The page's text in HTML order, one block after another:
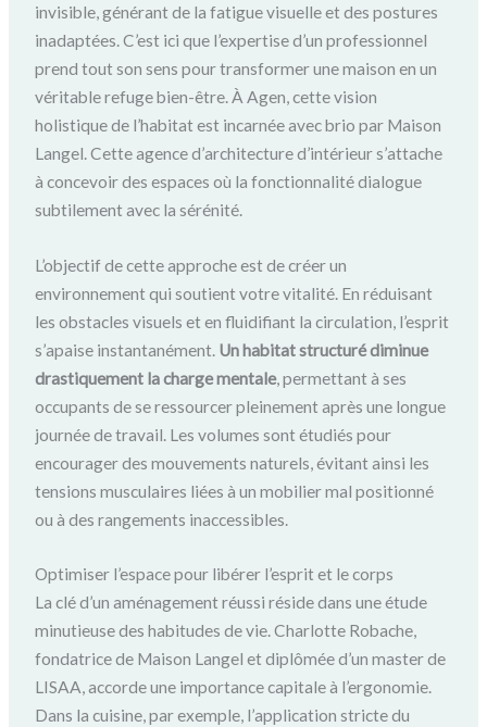
invisible, générant de la fatigue visuelle et des postures
inadaptées. C’est ici que l’expertise d’un professionnel
prend tout son sens pour transformer une maison en un
véritable refuge bien-être. À Agen, cette vision
holistique de l’habitat est incarnée avec brio par Maison
Langel. Cette agence d’architecture d’intérieur s’attache
à concevoir des espaces où la fonctionnalité dialogue
subtilement avec la sérénité.
L’objectif de cette approche est de créer un
environnement qui soutient votre vitalité. En réduisant
les obstacles visuels et en fluidifiant la circulation, l’esprit
s’apaise instantanément. Un habitat structuré diminue
drastiquement la charge mentale, permettant à ses
occupants de se ressourcer pleinement après une longue
journée de travail. Les volumes sont étudiés pour
encourager des mouvements naturels, évitant ainsi les
tensions musculaires liées à un mobilier mal positionné
ou à des rangements inaccessibles.
Optimiser l’espace pour libérer l’esprit et le corps
La clé d’un aménagement réussi réside dans une étude
minutieuse des habitudes de vie. Charlotte Robache,
fondatrice de Maison Langel et diplômée d’un master de
LISAA, accorde une importance capitale à l’ergonomie.
Dans la cuisine, par exemple, l’application stricte du